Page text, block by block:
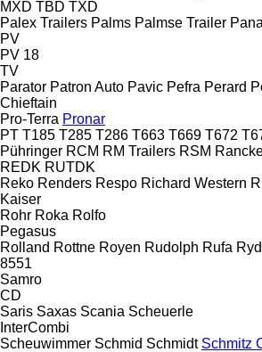
MXD TBD TXD
Palex Trailers Palms Palmse Trailer
PV
PV 18
TV
Parator Patron Auto Pavic Pefra Perard
Chieftain
Pro-Terra Pronar
PT T185 T285 T286 T663 T669 T672
Pühringer RCM RM Trailers RSM
REDK RUTDK
Reko Renders Respo Richard Western
Kaiser
Rohr Roka Rolfo
Pegasus
Rolland Rottne Royen Rudolph Rufa
8551
Samro
CD
Saris Saxas Scania Scheuerle
InterCombi
Scheuwimmer Schmid Schmidt Schmitz